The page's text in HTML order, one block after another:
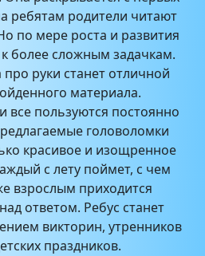
ребятам родители читают
по мере роста и развития
более сложным задачкам.
руки станет отличной
материала.
все пользуются постоянно
головоломки
красивое и изощренное
с лету поймет, с чем
взрослым приходится
ответом. Ребус станет
викторин, утренников
праздников.